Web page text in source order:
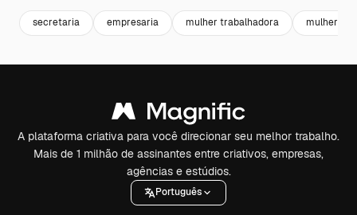
secretaria empresaria mulher trabalhadora mulher
A plataforma criativa para você direcionar seu melhor trabalho.
Mais de 1 milhão de assinantes entre criativos, empresas,
agências e estúdios.
Português